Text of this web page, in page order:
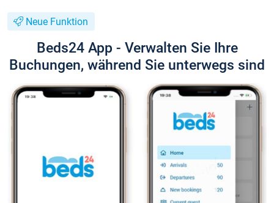
Neue Funktion
Beds24 App - Verwalten Sie Ihre
Buchungen, während Sie unterwegs sind